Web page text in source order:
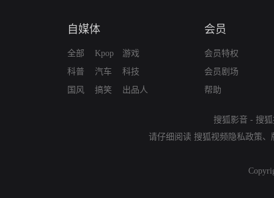
自媒体
全部
科普
国风
Kpop
汽车
搞笑
游戏
科技
出品人
会员
会员特权
会员剧场
帮助
搜狐影音 - 搜
请仔细阅读 搜狐视频隐私政策、